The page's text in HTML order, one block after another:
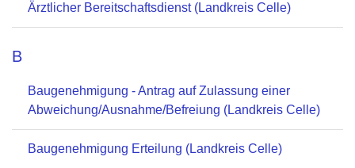
Ärztlicher Bereitschaftsdienst (Landkreis Celle)
B
Baugenehmigung - Antrag auf Zulassung einer
Abweichung/Ausnahme/Befreiung (Landkreis Celle)
Baugenehmigung Erteilung (Landkreis Celle)